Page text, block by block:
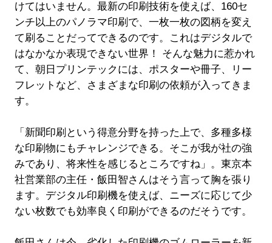
けてはいません。最新の印刷技術を使えば、160セ
ンチ以上のパノラマ印刷で、一枚一枚の図柄を変え
て刷ることだってできるのです。これはデジタルで
はなかなか表現できない世界！ そんな魅力に惹かれ
て、朝日プリンテックには、ポスターや冊子、リー
フレットなど、さまざまな印刷の依頼が入ってきま
す。
「新聞印刷という得意分野を持った上で、多種多様
な印刷物にもチャレンジできる。そこが我が社の強
みであり、将来性を感じるところですね」。東京本
社営業部の主任・飯田智さんはそう言って胸を張り
ます。デジタル印刷機を使えば、ニーズに応じて少
ない枚数でも効率良く印刷ができるのだそうです。